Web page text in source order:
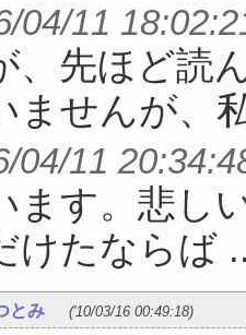
04/11
、先ほど読
ませんが、
04/11
ます。悲し
けたならば
とみ ('10/03/16 00:49:18)